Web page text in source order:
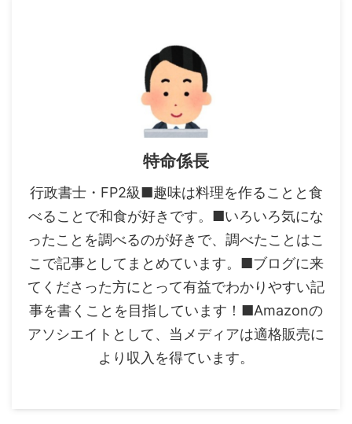
特命係長
行政書士・FP2級■趣味は料理を作ることと食
べることで和食が好きです。■いろいろ気にな
ったことを調べるのが好きで、調べたことはこ
こで記事としてまとめています。■ブログに来
てくださった方にとって有益でわかりやすい記
事を書くことを目指しています！■Amazonの
アソシエイトとして、当メディアは適格販売に
より収入を得ています。